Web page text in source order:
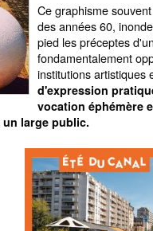
Ce graphisme
des années 60,
pied les préceptes
fondamentalement
institutions artistiques
d'expression
vocation éphémère
large public.